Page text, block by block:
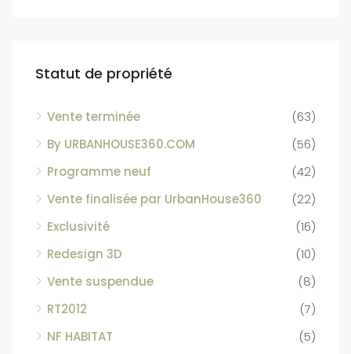
Statut de propriété
Vente terminée
(63)
By URBANHOUSE360.COM
(56)
Programme neuf
(42)
Vente finalisée par UrbanHouse360
(22)
Exclusivité
(16)
Redesign 3D
(10)
Vente suspendue
(8)
RT2012
(7)
NF HABITAT
(5)